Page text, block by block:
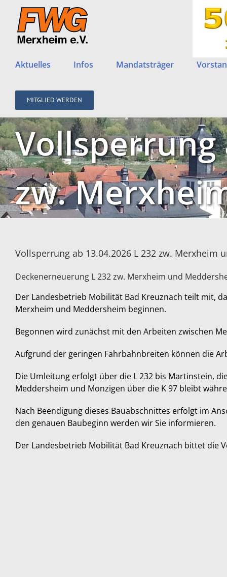
Inhalt
springen
Aktuelles Infos Mandatsträger
MITGLIED WERDEN
Vollsperrung
zw.
Vollsperrung ab 13.04.2026 L 232 zw. Merxheim
Deckenerneuerung L 232 zw. Merxheim und
Der Landesbetrieb Mobilität Bad Kreuznach teilt mit,
Merxheim und Meddersheim beginnen.
Begonnen wird zunächst mit den Arbeiten zwischen
Aufgrund der geringen Fahrbahnbreiten können die
Die Umleitung erfolgt über die L 232 bis Martinstein,
Meddersheim und Monzigen über die K 97 bleibt
Nach Beendigung dieses Bauabschnittes erfolgt im
den genauen Baubeginn werden wir Sie informieren.
Der Landesbetrieb Mobilität Bad Kreuznach bittet die